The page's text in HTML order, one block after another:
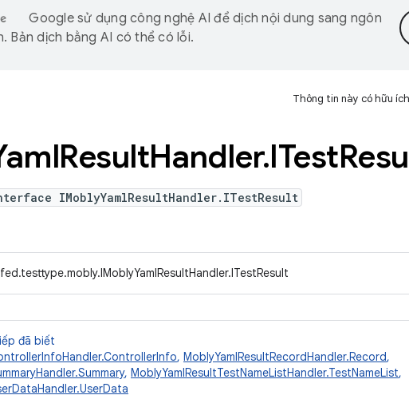
Google sử dụng công nghệ AI để dịch nội dung sang ngôn
Bản dịch bằng AI có thể có lỗi.
Thông tin này có hữu
ResultHandler.ITest
IMoblyYamlResultHandler.ITestResult
đã biết
, MoblyYamlResultRecordHandler.Record,
, MoblyYamlResultTestNameListHandler.TestNameList,